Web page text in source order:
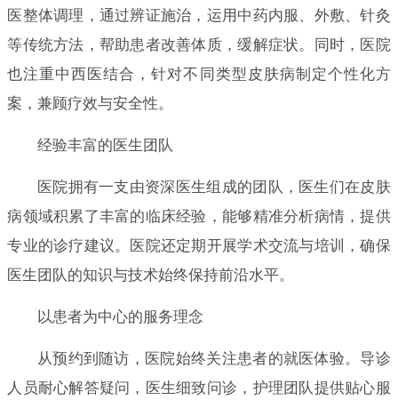
医整体调理，通过辨证施治，运用中药内服、外敷、针灸
等传统方法，帮助患者改善体质，缓解症状。同时，医院
也注重中西医结合，针对不同类型皮肤病制定个性化方
案，兼顾疗效与安全性。
经验丰富的医生团队
医院拥有一支由资深医生组成的团队，医生们在皮肤
病领域积累了丰富的临床经验，能够精准分析病情，提供
专业的诊疗建议。医院还定期开展学术交流与培训，确保
医生团队的知识与技术始终保持前沿水平。
以患者为中心的服务理念
从预约到随访，医院始终关注患者的就医体验。导诊
人员耐心解答疑问，医生细致问诊，护理团队提供贴心服